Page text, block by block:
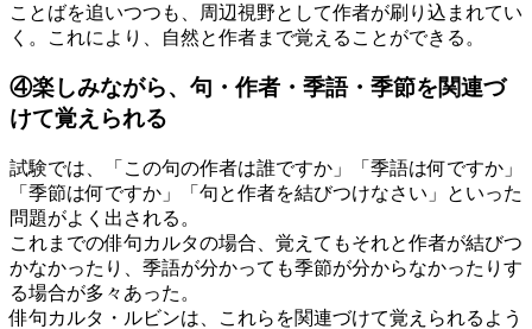
ことばを追いつつも、周辺視野として作者が刷り込まれてい
く。これにより、自然と作者まで覚えることができる。
④楽しみながら、句・作者・季語・季節を関連づ
けて覚えられる
試験では、「この句の作者は誰ですか」「季語は何ですか」
「季節は何ですか」「句と作者を結びつけなさい」といった
問題がよく出される。
これまでの俳句カルタの場合、覚えてもそれと作者が結びつ
かなかったり、季語が分かっても季節が分からなかったりす
る場合が多々あった。
俳句カルタ・ルビンは、これらを関連づけて覚えられるよう